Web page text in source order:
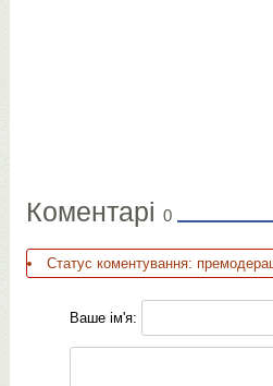
Коментарі 0
Статус коментування:
Ваше ім'я: